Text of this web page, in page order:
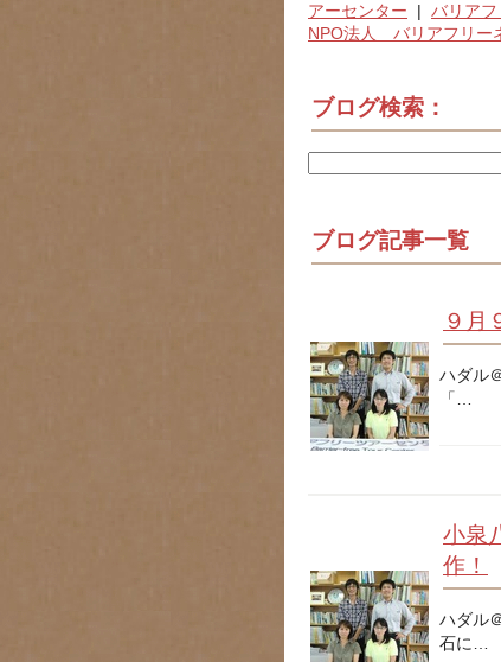
アーセンター | バリア
NPO法人 バリアフリー
ブログ検索：
ブログ記事一覧
９月
ハダル
「…
小泉
作！
ハダル
石に…